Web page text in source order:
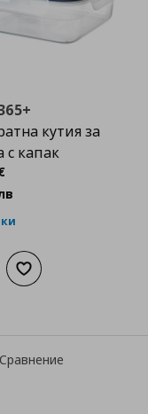
кутия за
с капак
в кошницата
Добави към
Сравнение